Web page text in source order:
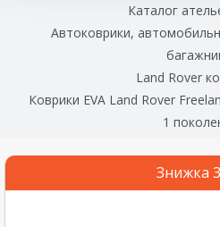
Каталог
Автоковрики,
Land Rover
Коврики EVA Land Rover
1
Знижка